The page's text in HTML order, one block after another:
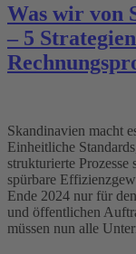
Was wir von
– 5
Skandinavien macht
Einheitliche
strukturierte
spürbare
Ende 2024 nur für
und öffentlichen
müssen nun alle